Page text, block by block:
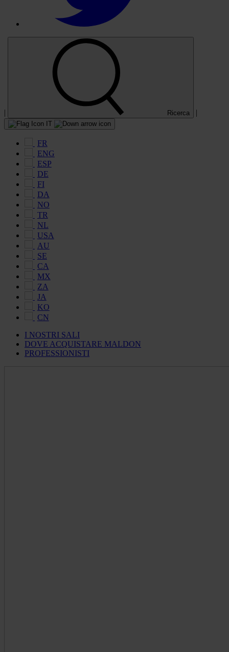
| Ricerca |
IT
FR
ENG
ESP
DE
FI
DA
NO
TR
NL
USA
AU
SE
CA
MX
ZA
JA
KO
CN
I NOSTRI SALI
DOVE ACQUISTARE MALDON
PROFESSIONISTI